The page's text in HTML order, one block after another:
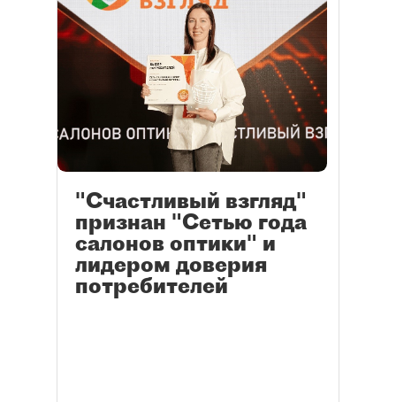
"Счастливый взгляд"
признан "Сетью года
салонов оптики" и
лидером доверия
потребителей